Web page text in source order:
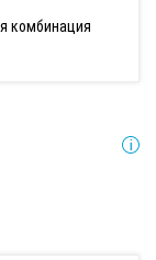
комбинация